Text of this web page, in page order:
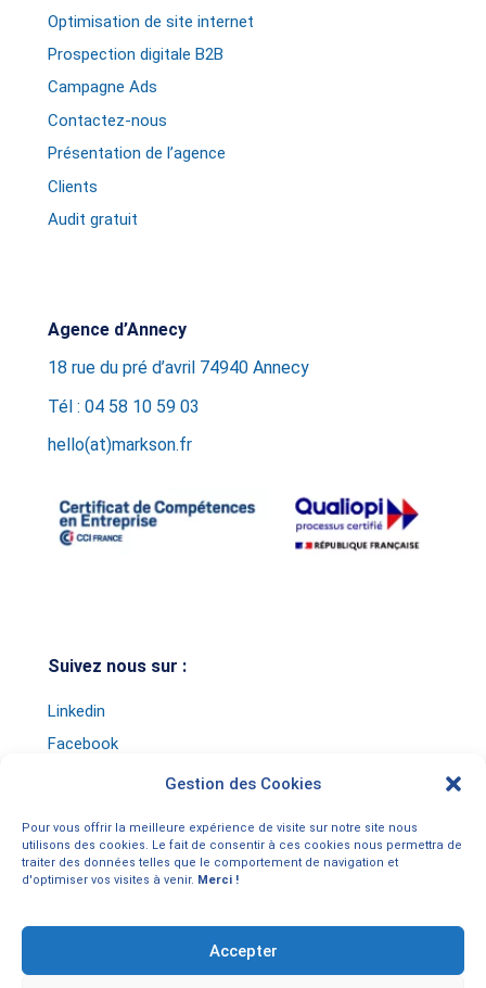
Gestion des Cookies
Pour vous offrir la meilleure expérience de visite sur notre site nous
utilisons des cookies. Le fait de consentir à ces cookies nous permettra de
traiter des données telles que le comportement de navigation et
d'optimiser vos visites à venir. Merci !
Accepter
Optimisation de site internet
Prospection digitale B2B
Campagne Ads
Contactez-nous
Présentation de l’agence
Clients
Audit gratuit
Agence d’Annecy
18 rue du pré d’avril 74940 Annecy
Tél : 04 58 10 59 03
hello(at)markson.fr
Suivez nous sur :
Linkedin
Facebook
Youtube